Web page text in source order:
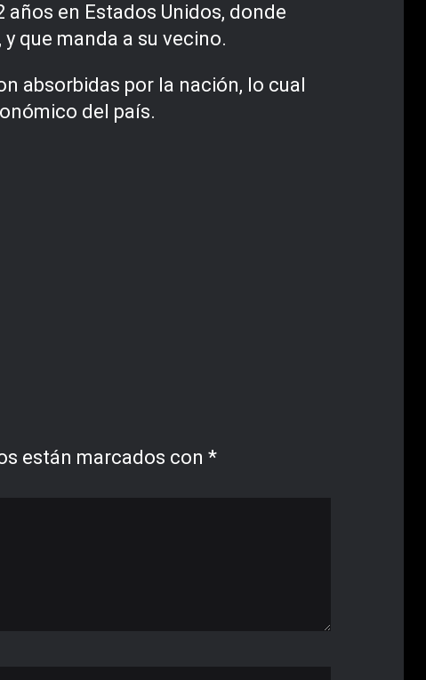
en Estados Unidos, donde
que manda a su vecino.
absorbidas por la nación, lo cual
del país.
están marcados con *